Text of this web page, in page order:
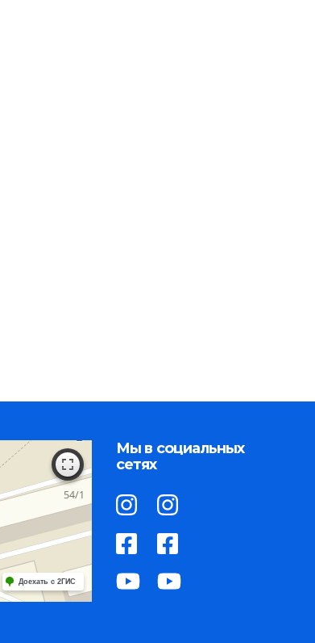
Доехать с 2ГИС
Мы в социальных
сетях